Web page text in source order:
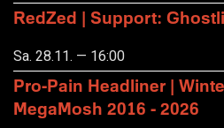
RedZed | Support:
Sa. 28.11. — 16:00
Pro-Pain Headliner |
MegaMosh 2016 - 2026